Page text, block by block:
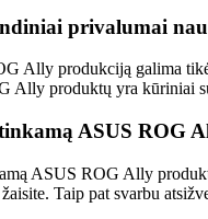
privalumai
Ally produkciją galima
Ally produktų yra kūriniai
ASUS ROG
ASUS ROG Ally
Taip pat svarbu